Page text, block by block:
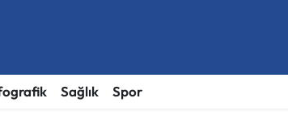
Sağlık Spor